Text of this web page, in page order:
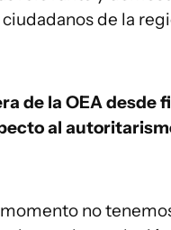
de la
de la OEA desde
al
no